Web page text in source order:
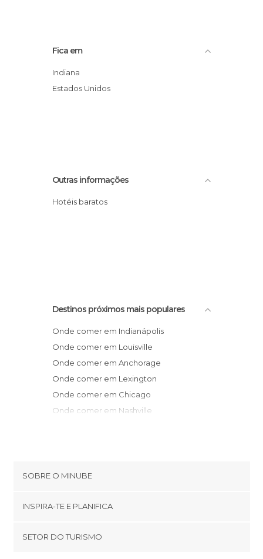
Fica em
Indiana
Estados Unidos
Outras informações
Hotéis baratos
Destinos próximos mais populares
Onde comer em Indianápolis
Onde comer em Louisville
Onde comer em Anchorage
Onde comer em Lexington
Onde comer em Chicago
Onde comer em Nashville
Onde comer em Madison
SOBRE O MINUBE
Términos e Condições
INSPIRA-TE E PLANIFICA
SETOR DO TURISMO